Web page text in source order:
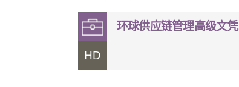
HD
环球供应链管理高级文凭